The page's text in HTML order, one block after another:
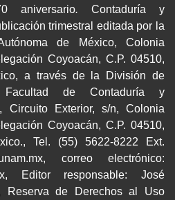
aniversario.Contaduría y
trimestral editada por la
de México, Colonia
Coyoacán, C.P. 04510,
a través de la División de
de Contaduría y
Circuito Exterior, s/n, Colonia
Coyoacán, C.P. 04510,
Tel. (55) 5622-8222 Ext.
correo electrónico:
Editor responsable: José
Reserva de Derechos al Uso